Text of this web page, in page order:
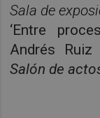
Sala de
‘Entre
Andrés
Salón de